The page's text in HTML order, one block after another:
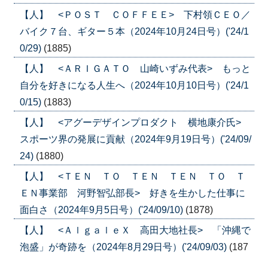
【人】 <ＰＯＳＴ ＣＯＦＦＥＥ> 下村領ＣＥＯ／
バイク７台、ギター５本（2024年10月24日号）('24/1
0/29) (1885)
【人】 <ＡＲＩＧＡＴＯ 山崎いずみ代表> もっと
自分を好きになる人生へ（2024年10月10日号）('24/1
0/15) (1883)
【人】 <アグーデザインプロダクト 横地康介氏>
スポーツ界の発展に貢献（2024年9月19日号）('24/09/
24) (1880)
【人】 <ＴＥＮ ＴＯ ＴＥＮ ＴＥＮ ＴＯ Ｔ
ＥＮ事業部 河野智弘部長> 好きを生かした仕事に
面白さ（2024年9月5日号）('24/09/10) (1878)
【人】 <ＡｌｇａｌｅＸ 高田大地社長> 「沖縄で
泡盛」が奇跡を（2024年8月29日号）('24/09/03) (187